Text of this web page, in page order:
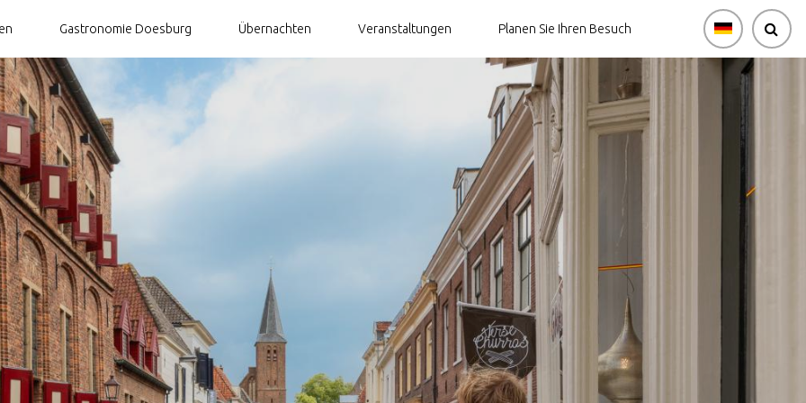
Ausflugszielen für Gruppen
Ausflugsziele in Doesburg mit Kindern
Gastronomie Doesburg Übernachten Veranstaltungen Planen Sie Ihren Besuch